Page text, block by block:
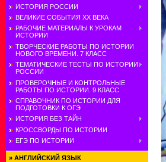
ИСТОРИЯ РОССИИ
ВЕЛИКИЕ СОБЫТИЯ ХХ ВЕКА
РАБОЧИЕ МАТЕРИАЛЫ К УРОКАМ
ИСТОРИИ
ТВОРЧЕСКИЕ РАБОТЫ ПО ИСТОРИИ
НОВОГО ВРЕМЕНИ. 7 КЛАСС
ТЕМАТИЧЕСКИЕ ТЕСТЫ ПО ИСТОРИИ
РОССИИ
ПРОВЕРОЧНЫЕ И КОНТРОЛЬНЫЕ
РАБОТЫ ПО ИСТОРИИ. 9 КЛАСС
СПРАВОЧНИК ПО ИСТОРИИ ДЛЯ
ПОДГОТОВКИ К ОГЭ
ИСТОРИЯ БЕЗ ТАЙН
КРОССВОРДЫ ПО ИСТОРИИ
ЕГЭ ПО ИСТОРИИ
» АНГЛИЙСКИЙ ЯЗЫК